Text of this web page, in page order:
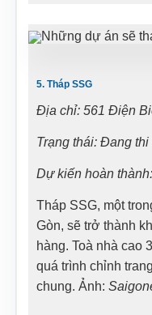
5. Tháp SSG
Địa chỉ: 561 Điện
Trạng thái: Đang thi
Dự kiến hoàn
Tháp SSG, một
Gòn, sẽ trở thành
hàng. Toà nhà cao
quá trình chỉnh
chung. Ảnh: